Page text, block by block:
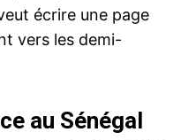
écrire une page
vers les demi-
au Sénégal